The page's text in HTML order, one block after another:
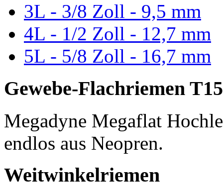
3L - 3/8 Zoll - 9,5 mm
4L - 1/2 Zoll - 12,7 mm
5L - 5/8 Zoll - 16,7 mm
Gewebe-Flachriemen
Megadyne Megaflat
endlos aus Neopren.
Weitwinkelriemen